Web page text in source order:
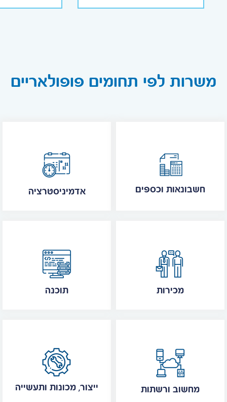
משרות לפי תחומים פופולאריים
אדמיניסטרציה חשבונאות וכספים
תוכנה מכירות
ייצור, מכונות ותעשייה מחשוב ורשתות